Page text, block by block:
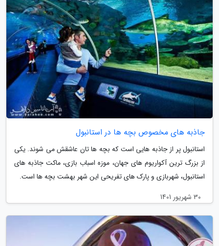
جاذبه های مخصوص بچه ها در استانبول
استانبول پر از جاذبه هایی است که بچه ها تان عاشقش می شوند. یکی
از بزرگ ترین آکواریوم های جهان، موزه اسباب بازی، ماکت جاذبه های
استانبول، شهربازی و پارک های تفریحی این شهر بهشت بچه ها است.
30 شهریور 1401